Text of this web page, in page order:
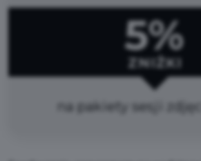
5%
ZNIŻKI
na pakiety sesji